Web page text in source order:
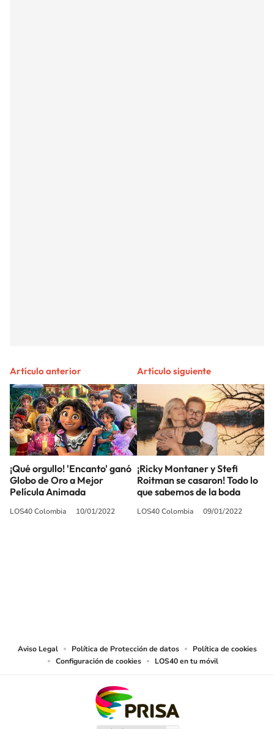
Artículo anterior
¡Qué orgullo! 'Encanto' ganó
Globo de Oro a Mejor
Película Animada
LOS40 Colombia 10/01/2022
Artículo siguiente
¡Ricky Montaner y Stefi
Roitman se casaron! Todo lo
que sabemos de la boda
LOS40 Colombia 09/01/2022
Aviso Legal Política de Protección de datos
Política de cookies
Configuración de cookies
LOS40 en tu móvil